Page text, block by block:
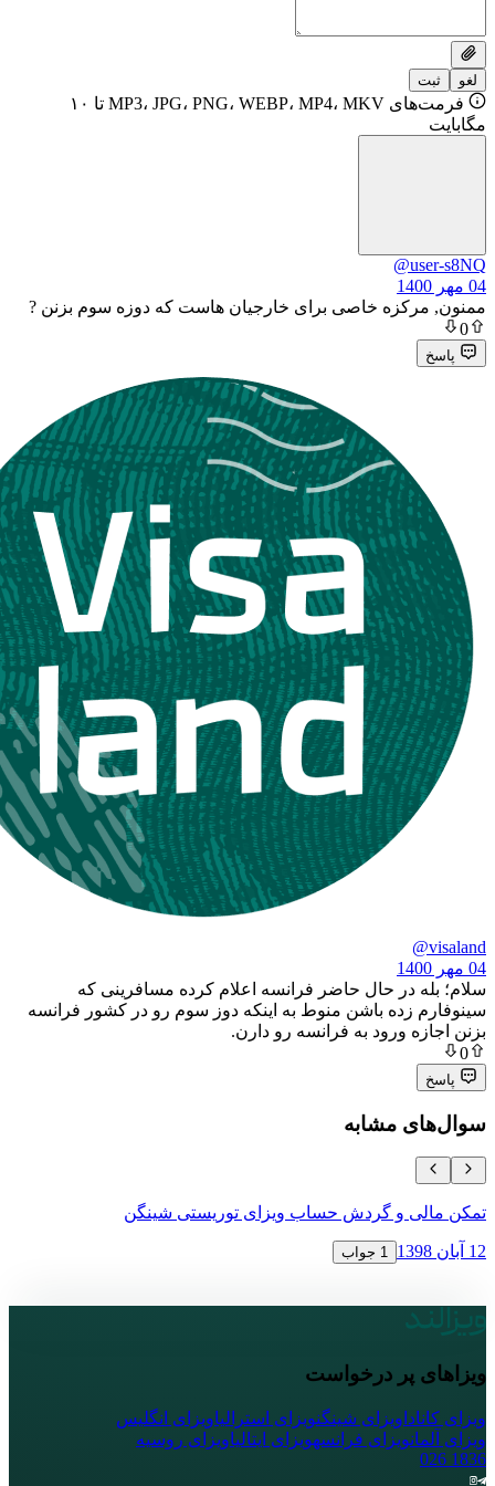
فرمت‌های MP3، JPG، PNG، WEBP، MP4، MKV تا ۱۰
خاصی برای خارجیان هاست که دوزه سوم بزنن ?
در حال حاضر فرانسه اعلام کرده مسافرینی که
زده باشن منوط به اینکه دوز سوم رو در کشور فرانسه
ورود به فرانسه رو دارن.
مشابه
و گردش حساب ویزای توریستی شینگن
پر درخواست
ویزای شینگنویزای استرالیا ویزای انگلیس
ویزای فرانسه ویزای ایتالیاویزای روسیه